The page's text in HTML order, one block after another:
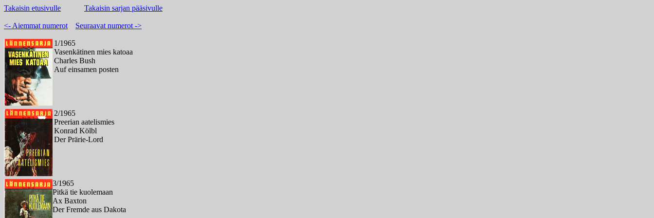
Takaisin etusivulle Takaisin sarjan pääsivulle
<- Aiemmat numerot Seuraavat numerot ->
1/1965
Vasenkätinen mies katoaa
Charles Bush
Auf einsamen posten
2/1965
Preerian aatelismies
Konrad Kölbl
Der Prärie-Lord
3/1965
Pitkä tie kuolemaan
Ax Baxton
Der Fremde aus Dakota